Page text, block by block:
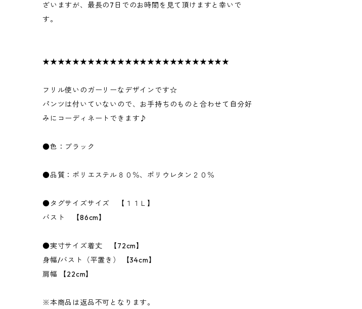
ざいますが、最長の7日でのお時間を見て頂けますと幸いで
す。
★★★★★★★★★★★★★★★★★★★★★★★★★
フリル使いのガーリーなデザインです☆
パンツは付いていないので、お手持ちのものと合わせて自分好
みにコーディネートできます♪
●色：ブラック
●品質：ポリエステル８０％、ポリウレタン２０％
●タグサイズサイズ 【１１Ｌ】
バスト 【86cm】
●実寸サイズ着丈 【72cm】
身幅/バスト（平置き） 【34cm】
肩幅 【22cm】
※本商品は返品不可となります。